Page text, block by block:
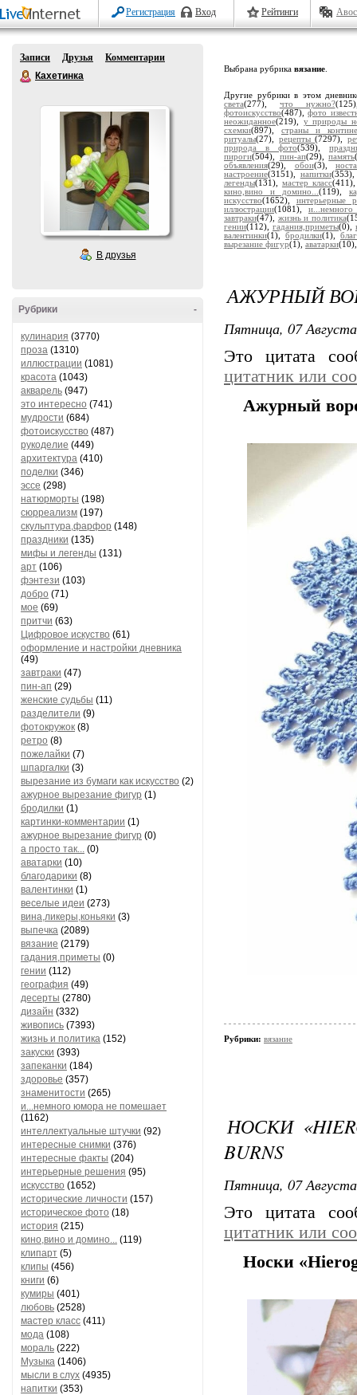
Регистрация Вход Рейтинги
Записи Друзья
Комментарии
Кахетинка
В друзья
-
Рубрики
кулинария (3770)
проза (1310)
иллюстрации (1081)
красота (1043)
акварель (947)
это интересно (741)
мудрости (684)
фотоискусство (487)
рукоделие (449)
архитектура (410)
поделки (346)
эссе (298)
натюрморты (198)
сюрреализм (197)
скульптура,фарфор (148)
праздники (135)
мифы и легенды (131)
арт (106)
фэнтези (103)
добро (71)
мое (69)
притчи (63)
Цифровое искуство (61)
оформление и настройки дневника
(49)
завтраки (47)
пин-ап (29)
женские судьбы (11)
разделители (9)
фотокружок (8)
ретро (8)
пожелайки (7)
шпаргалки (3)
вырезание из бумаги как искусство (2)
ажурное вырезание фигур (1)
бродилки (1)
картинки-комментарии (1)
ажурное вырезание фигур (0)
а просто так... (0)
аватарки (10)
благодарики (8)
валентинки (1)
веселые идеи (273)
вина,ликеры,коньяки (3)
выпечка (2089)
вязание (2179)
гадания,приметы (0)
гении (112)
география (49)
десерты (2780)
дизайн (332)
живопись (7393)
жизнь и политика (152)
закуски (393)
запеканки (184)
здоровье (357)
знаменитости (265)
и...немного юмора не помешает
(1162)
интеллектуальные штучки (92)
интересные снимки (376)
интересные факты (204)
интерьерные решения (95)
искусство (1652)
исторические личности (157)
историческое фото (18)
история (215)
кино,вино и домино... (119)
клипарт (5)
клипы (456)
книги (6)
кумиры (401)
любовь (2528)
мастер класс (411)
мода (108)
мораль (222)
Музыка (1406)
мысли в слух (4935)
напитки (353)
Выбрана рубрика вязание
Другие рубрики в этом
света(277), что нужно?
фотоискусство(487),фото
неожиданное(219), у природы
схемки(897), страны и
ритуалы(27), рецепты(7297),
природа в фото(539),
пироги(504), пин-ап(29),память
объявления(29), обои(3),
настроение(3151), напитки
легенды(131), мастер класс
кино,вино и домино... (119),
искусство(1652), интерьерные
иллюстрации(1081),
завтраки(47), жизнь и политика
гении(112), гадания,приметы(0),
валентинки(1), бродилки(1),
вырезание фигур(1), аватарки
АЖУРНЫЙ
Пятница, 07
Это цитата
цитатник или
Ажурный
Рубрики: вязание
НОСКИ
BURNS
Пятница, 07
Это цитата
цитатник или
Носки